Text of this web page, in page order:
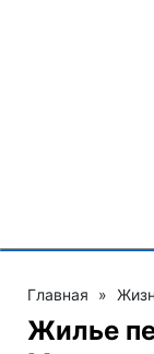
Главная »
Жилье